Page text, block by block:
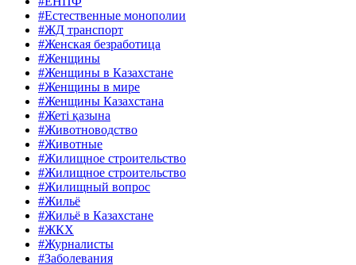
#Естественные монополии
#ЖД транспорт
#Женская безработица
#Женщины
#Женщины в Казахстане
#Женщины в мире
#Женщины Казахстана
#Жеті қазына
#Животноводство
#Животные
#Жилищное строительство
#Жилищное строительство
#Жилищный вопрос
#Жильё
#Жильё в Казахстане
#ЖКХ
#Журналисты
#Заболевания